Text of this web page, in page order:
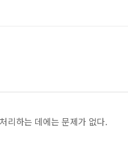
리하는 데에는 문제가 없다.